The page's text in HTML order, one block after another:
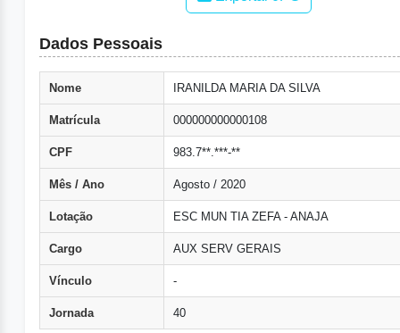
Dados Pessoais
Nome IRANILDA MARIA DA SILVA
Matrícula 000000000000108
CPF 983.7**.***-**
Mês / Ano Agosto / 2020
Lotação ESC MUN TIA ZEFA - ANAJA
Cargo AUX SERV GERAIS
Vínculo -
Jornada 40